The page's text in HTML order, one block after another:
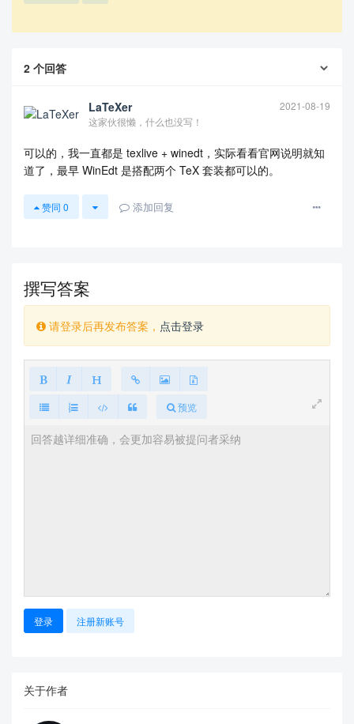
2 个回答
LaTeXer
2021-08-19
这家伙很懒，什么也没写！
可以的，我一直都是 texlive + winedt，实际看看官网说明就知
道了，最早 WinEdt 是搭配两个 TeX 套装都可以的。
赞同 0 添加回复
撰写答案
请登录后再发布答案， 点击登录
预览
登录 注册新账号
关于作者